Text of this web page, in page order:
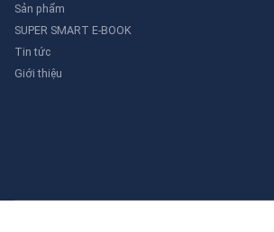
Sản phẩm
SUPER SMART E-BOOK
Tin tức
Giới thiệu